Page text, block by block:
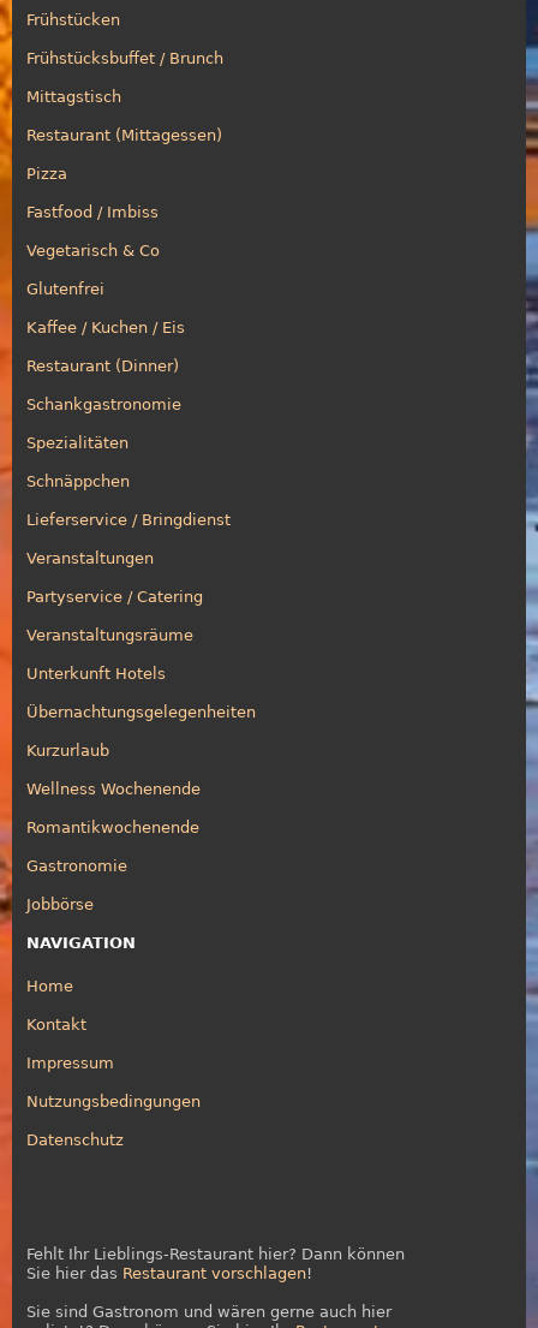
Frühstücken
Frühstücksbuffet / Brunch
Mittagstisch
Restaurant (Mittagessen)
Pizza
Fastfood / Imbiss
Vegetarisch & Co
Glutenfrei
Kaffee / Kuchen / Eis
Restaurant (Dinner)
Schankgastronomie
Spezialitäten
Schnäppchen
Lieferservice / Bringdienst
Veranstaltungen
Partyservice / Catering
Veranstaltungsräume
Unterkunft Hotels
Übernachtungsgelegenheiten
Kurzurlaub
Wellness Wochenende
Romantikwochenende
Gastronomie
Jobbörse
NAVIGATION
Home
Kontakt
Impressum
Nutzungsbedingungen
Datenschutz
Fehlt Ihr Lieblings-Restaurant hier? Dann können
Sie hier das Restaurant vorschlagen!
Sie sind Gastronom und wären gerne auch hier